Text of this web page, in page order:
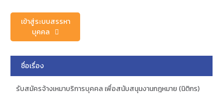
เข้าสู่ระบบสรรหา
บุคคล
ชื่อเรื่อง
รับสมัครจ้างเหมาบริการบุคคล เพื่อสนับสนุนงานกฎหมาย (นิติกร)